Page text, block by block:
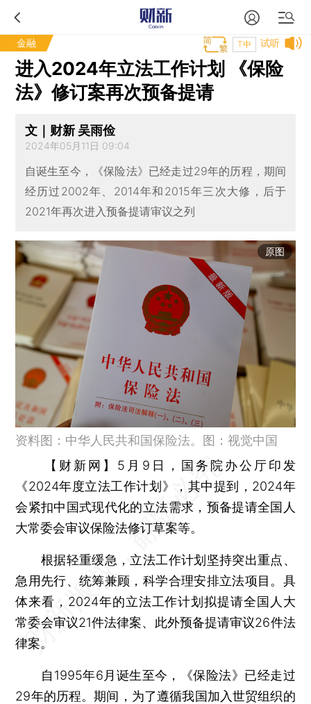
金融 试听
T中
进入2024年立法工作计划 《保险
法》修订案再次预备提请
文｜财新 吴雨俭
2024年05月11日 09:04
自诞生至今，《保险法》已经走过29年的历程，期间
经历过2002年、2014年和2015年三次大修，后于
2021年再次进入预备提请审议之列
原图
资料图：中华人民共和国保险法。图：视觉中国
【财新网】 5月9日，国务院办公厅印发
《2024年度立法工作计划》，其中提到，2024年
会紧扣中国式现代化的立法需求，预备提请全国人
大常委会审议保险法修订草案等。
根据轻重缓急，立法工作计划坚持突出重点、
急用先行、统筹兼顾，科学合理安排立法项目。具
体来看，2024年的立法工作计划拟提请全国人大
常委会审议21件法律案、此外预备提请审议26件法
律案。
自1995年6月诞生至今，《保险法》已经走过
29年的历程。期间，为了遵循我国加入世贸组织的